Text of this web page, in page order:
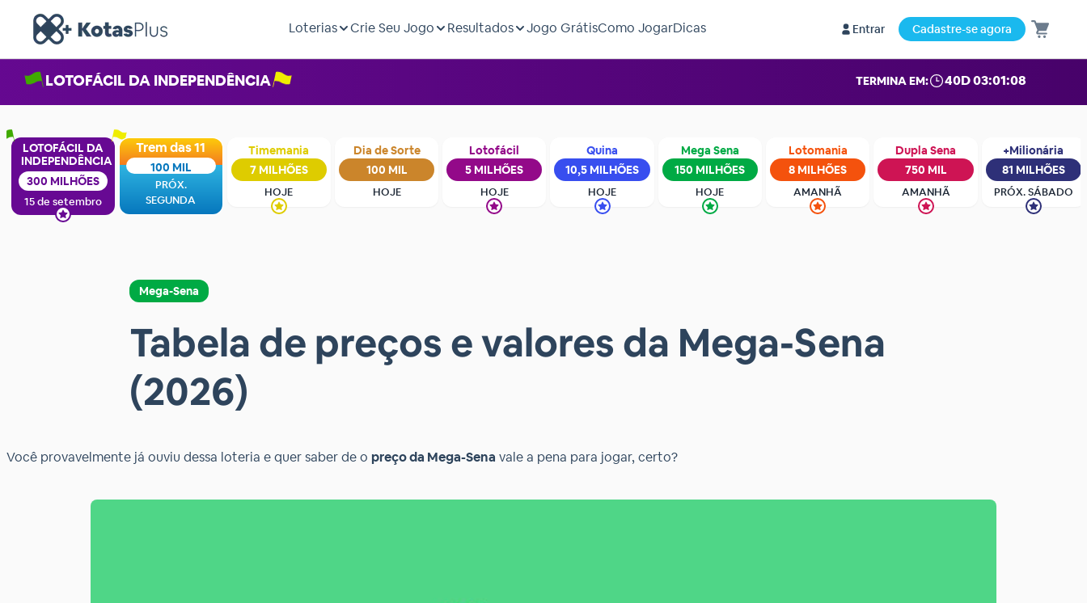
Loterias Crie Seu Jogo Resultados Jogo GrátisComo JogarDicas Entrar Cadastre-se agora
LOTOFÁCIL DA INDEPENDÊNCIA TERMINA EM: 40D 03:01:07
LOTOFÁCIL DA
INDEPENDÊNCIA
300 MILHÕES
15 de setembro
Trem das 11
100 MIL
PRÓX.
SEGUNDA
Timemania
7 MILHÕES
HOJE
Dia de Sorte
100 MIL
HOJE
Lotofácil
5 MILHÕES
HOJE
Quina
10,5 MILHÕES
HOJE
Mega Sena
150 MILHÕES
HOJE
Lotomania
8 MILHÕES
AMANHÃ
Dupla Sena
750 MIL
AMANHÃ
+Milionária
81 MILHÕES
PRÓX. SÁBADO
Mega-Sena
Tabela de preços e valores da Mega-Sena
(2026)
Você provavelmente já ouviu dessa loteria e quer saber de o preço da Mega-Sena vale a pena para jogar, certo?